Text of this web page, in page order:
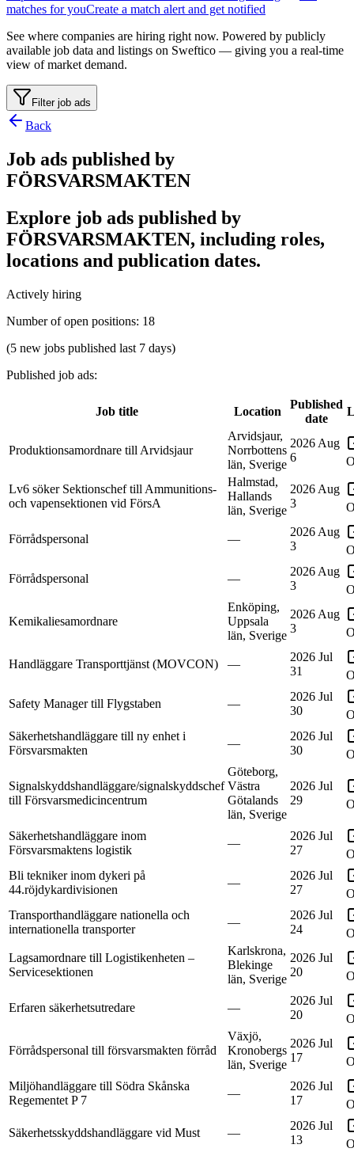
matches for youCreate a match alert and get notified
See where companies are hiring right now. Powered by publicly
available job data and listings on Sweftico — giving you a real-time
view of market demand.
Filter job ads
Back
Job ads published by
FÖRSVARSMAKTEN
Explore job ads published by
FÖRSVARSMAKTEN, including roles,
locations and publication dates.
Actively hiring
Number of open positions: 18
(5 new jobs published last 7 days)
Published job ads:
Job title Location
Published
date
Produktionsamordnare till Arvidsjaur
Arvidsjaur,
Norrbottens
län, Sverige
2026 Aug
6
Lv6 söker Sektionschef till Ammunitions-
och vapensektionen vid FörsA
Halmstad,
Hallands
län, Sverige
2026 Aug
3
Förrådspersonal —
2026 Aug
3
Förrådspersonal —
2026 Aug
3
Kemikaliesamordnare
Enköping,
Uppsala
län, Sverige
2026 Aug
3
Handläggare Transporttjänst (MOVCON) —
2026 Jul
31
Safety Manager till Flygstaben —
2026 Jul
30
Säkerhetshandläggare till ny enhet i
Försvarsmakten
—
2026 Jul
30
Signalskyddshandläggare/signalskyddschef
till Försvarsmedicincentrum
Göteborg,
Västra
Götalands
län, Sverige
2026 Jul
29
Säkerhetshandläggare inom
Försvarsmaktens logistik
—
2026 Jul
27
Bli tekniker inom dykeri på
44.röjdykardivisionen
—
2026 Jul
27
Transporthandläggare nationella och
internationella transporter
—
2026 Jul
24
Lagsamordnare till Logistikenheten –
Servicesektionen
Karlskrona,
Blekinge
län, Sverige
2026 Jul
20
Erfaren säkerhetsutredare —
2026 Jul
20
Förrådspersonal till försvarsmakten förråd
Växjö,
Kronobergs
län, Sverige
2026 Jul
17
Miljöhandläggare till Södra Skånska
Regementet P 7
—
2026 Jul
17
Säkerhetsskyddshandläggare vid Must —
2026 Jul
13